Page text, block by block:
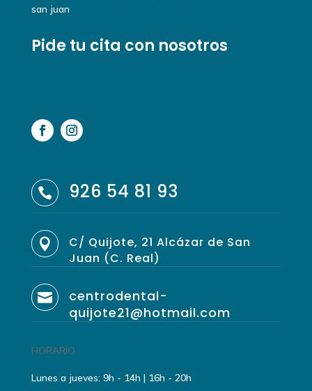
san juan
Pide tu cita con nosotros
 926 54 81 93

C/ Quijote, 21 Alcázar de San
Juan (C. Real)

centrodental-
quijote21@hotmail.com
HORARIO
Lunes a jueves: 9h - 14h | 16h - 20h